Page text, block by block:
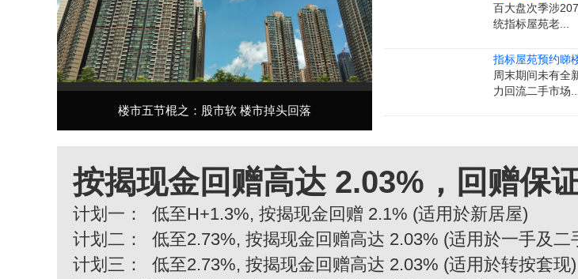
楼市五节棍之：股市软 楼市掉头回落
百大盘次季涉
统指标屋苑老...
指标屋苑预约睇
周末期间未有全
力回流二手市场...
按揭现金回赠高达 2.03%，回赠保
计划一：
低至H+1.3%, 按揭现金回赠 2.1% (适用於新居屋)
计划二：
低至2.73%, 按揭现金回赠高达 2.03% (适用於一手及二
计划三：
低至2.73%, 按揭现金回赠高达 2.03% (适用於转按套现)